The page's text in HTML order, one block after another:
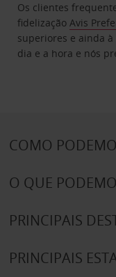
Os clientes
fidelizaçãoAvis
superiores e ainda
dia e a hora e nós
COMO
O QUE
PRINCIPAIS
PRINCIPAIS